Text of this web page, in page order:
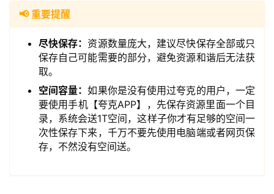
心
📢 重要提醒
尽快保存： 资源数量庞大，建议尽快保存全部或只
保存自己可能需要的部分，避免资源和谐后无法获
取。
空间容量：如果你是没有使用过夸克的用户，一定
要使用手机【夸克APP】，先保存资源里面一个目
录，系统会送1T空间，这样子你才有足够的空间一
次性保存下来，千万不要先使用电脑端或者网页保
存，不然没有空间送。